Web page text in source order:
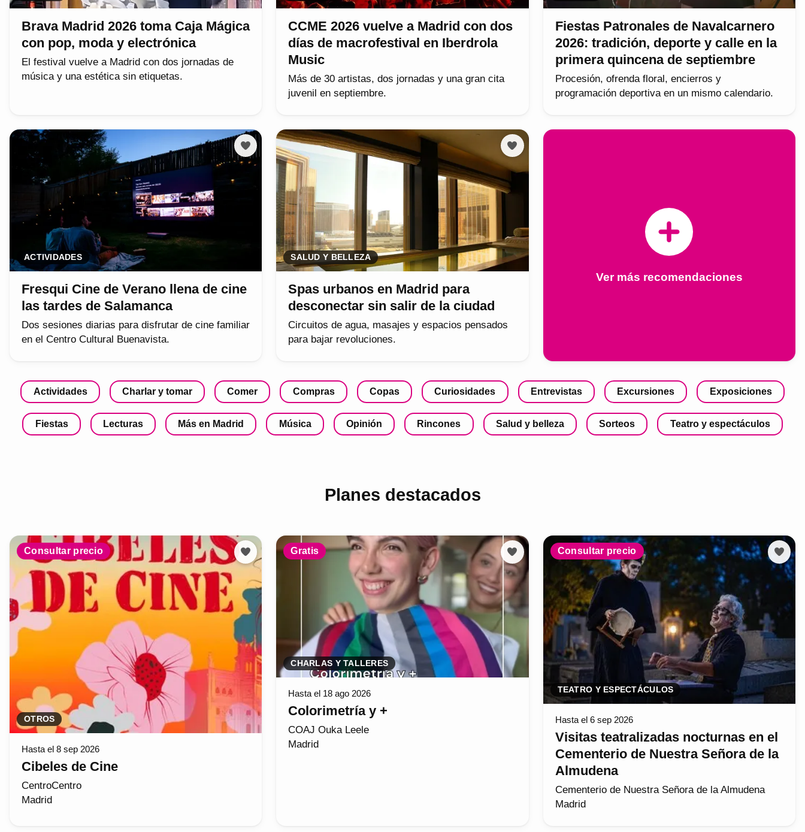
Brava Madrid 2026 toma Caja Mágica
con pop, moda y electrónica
El festival vuelve a Madrid con dos jornadas de
música y una estética sin etiquetas.
CCME 2026 vuelve a Madrid con dos
días de macrofestival en Iberdrola
Music
Más de 30 artistas, dos jornadas y una gran cita
juvenil en septiembre.
Fiestas Patronales de Navalcarnero
2026: tradición, deporte y calle en la
primera quincena de septiembre
Procesión, ofrenda floral, encierros y
programación deportiva en un mismo calendario.
ACTIVIDADES
Fresqui Cine de Verano llena de cine
las tardes de Salamanca
Dos sesiones diarias para disfrutar de cine familiar
en el Centro Cultural Buenavista.
SALUD Y BELLEZA
Spas urbanos en Madrid para
desconectar sin salir de la ciudad
Circuitos de agua, masajes y espacios pensados
para bajar revoluciones.
Ver más recomendaciones
Actividades Charlar y tomar Comer Compras Copas Curiosidades Entrevistas Excursiones Exposiciones
Fiestas Lecturas Más en Madrid Música Opinión Rincones Salud y belleza Sorteos Teatro y espectáculos
Planes destacados
Consultar precio
OTROS
Hasta el 8 sep 2026
Cibeles de Cine
CentroCentro
Madrid
Gratis
CHARLAS Y TALLERES
Hasta el 18 ago 2026
Colorimetría y +
COAJ Ouka Leele
Madrid
Consultar precio
TEATRO Y ESPECTÁCULOS
Hasta el 6 sep 2026
Visitas teatralizadas nocturnas en el
Cementerio de Nuestra Señora de la
Almudena
Cementerio de Nuestra Señora de la Almudena
Madrid